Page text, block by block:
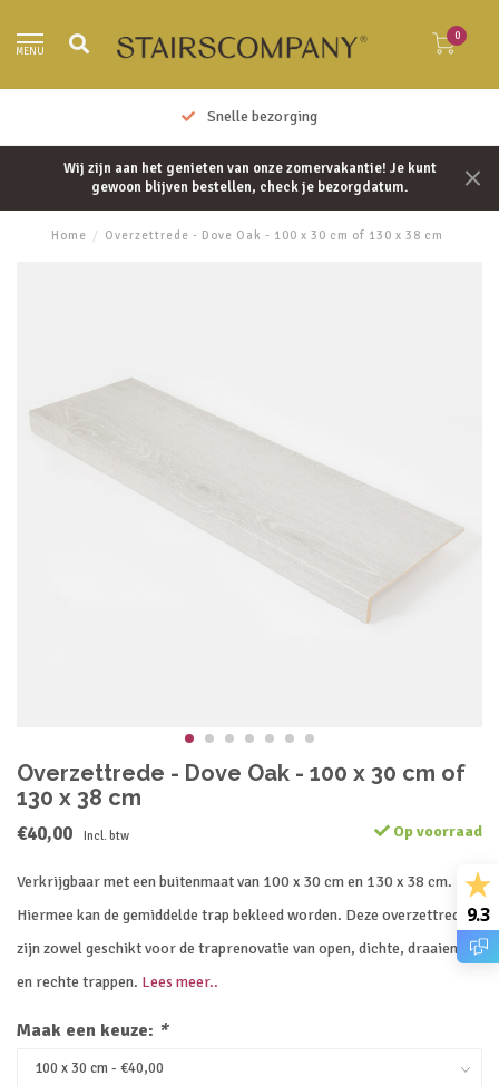
MENU
0
Snelle bezorging
Wij zijn aan het genieten van onze zomervakantie! Je kunt
gewoon blijven bestellen, check je bezorgdatum.
Home / Overzettrede - Dove Oak - 100 x 30 cm of 130 x 38 cm
Overzettrede - Dove Oak - 100 x 30 cm of
130 x 38 cm
€40,00 Incl. btw Op voorraad
Verkrijgbaar met een buitenmaat van 100 x 30 cm en 130 x 38 cm.
Hiermee kan de gemiddelde trap bekleed worden. Deze overzettreden
zijn zowel geschikt voor de traprenovatie van open, dichte, draaiende
en rechte trappen. Lees meer..
Maak een keuze: *
9.3